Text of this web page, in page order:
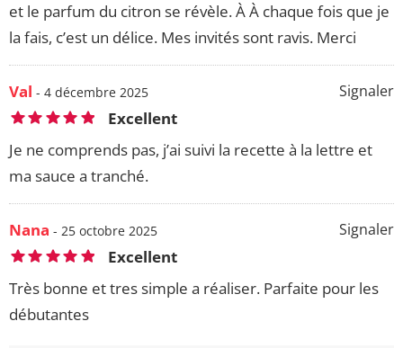
et le parfum du citron se révèle. À À chaque fois que je
la fais, c’est un délice. Mes invités sont ravis. Merci
Signaler
Val - 4 décembre 2025
Excellent
Je ne comprends pas, j’ai suivi la recette à la lettre et
ma sauce a tranché.
Signaler
Nana - 25 octobre 2025
Excellent
Très bonne et tres simple a réaliser. Parfaite pour les
débutantes